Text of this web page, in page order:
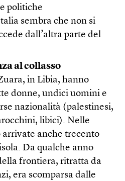
politiche
sembra che non si
dall’altra parte del
al collasso
in Libia, hanno
donne, undici uomini e
nazionalità (palestinesi,
libici). Nelle
anche trecento
Da qualche anno
frontiera, ritratta da
era scomparsa dalle